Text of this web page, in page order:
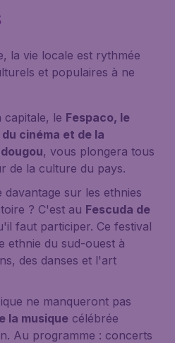
la vie locale est rythmée
et populaires à ne
capitale, le Fespaco, le
cinéma et de la
, vous plongera tous
de la culture du pays.
sur les ethnies
? C'est au Fescuda de
faut participer. Ce festival
ethnie du sud-ouest à
des danses et l'art
ne manqueront pas
la musique célébrée
Au programme : concerts